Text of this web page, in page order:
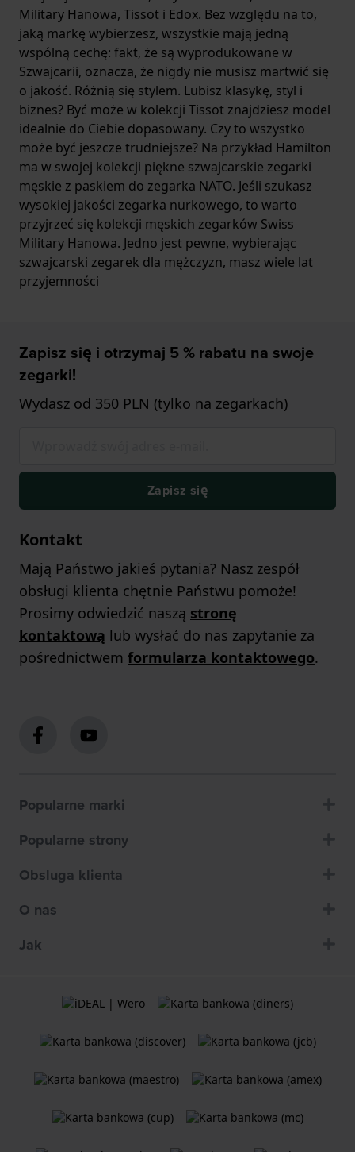
Military Hanowa, Tissot i Edox. Bez względu na to,
jaką markę wybierzesz, wszystkie mają jedną
wspólną cechę: fakt, że są wyprodukowane w
Szwajcarii, oznacza, że nigdy nie musisz martwić się
o jakość. Różnią się stylem. Lubisz klasykę, styl i
biznes? Być może w kolekcji Tissot znajdziesz model
idealnie do Ciebie dopasowany. Czy to wszystko
może być jeszcze trudniejsze? Na przykład Hamilton
ma w swojej kolekcji piękne szwajcarskie zegarki
męskie z paskiem do zegarka NATO. Jeśli szukasz
wysokiej jakości zegarka nurkowego, to warto
przyjrzeć się kolekcji męskich zegarków Swiss
Military Hanowa. Jedno jest pewne, wybierając
szwajcarski zegarek dla mężczyzn, masz wiele lat
przyjemności
Zapisz się i otrzymaj 5 % rabatu na swoje
zegarki!
Wydasz od 350 PLN (tylko na zegarkach)
Zapisz się
Kontakt
Mają Państwo jakieś pytania? Nasz zespół
obsługi klienta chętnie Państwu pomoże!
Prosimy odwiedzić naszą stronę
kontaktową lub wysłać do nas zapytanie za
pośrednictwem formularza kontaktowego.
Popularne marki
Popularne strony
Obsluga klienta
O nas
Jak